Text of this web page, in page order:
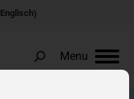
Englisch)
Menu
Search: